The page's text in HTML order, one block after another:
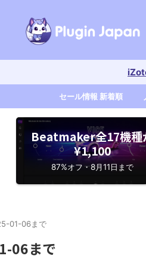
セール情報 新着順
Beatmaker全17機種
¥1,100
87%オフ・8月11日まで
01-06まで
06まで